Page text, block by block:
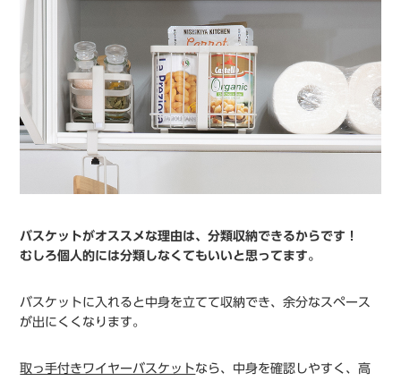
バスケットがオススメな理由は、分類収納できるからです！
むしろ個人的には分類しなくてもいいと思ってます。
バスケットに入れると中身を立てて収納でき、余分なスペース
が出にくくなります。
取っ手付きワイヤーバスケットなら、中身を確認しやすく、高